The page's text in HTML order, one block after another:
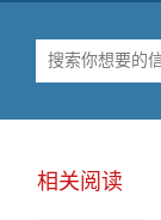
相关阅读